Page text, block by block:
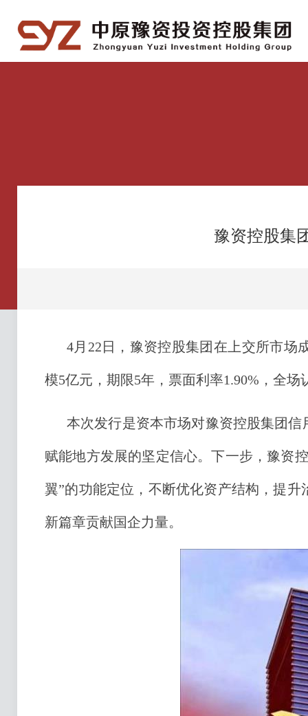
豫资控股集
4月22日，豫资控股集团在上交所市场
模5亿元，期限5年，票面利率1.90%，全
本次发行是资本市场对豫资控股集团
赋能地方发展的坚定信心。下一步，豫资
翼”的功能定位，不断优化资产结构，提
新篇章贡献国企力量。